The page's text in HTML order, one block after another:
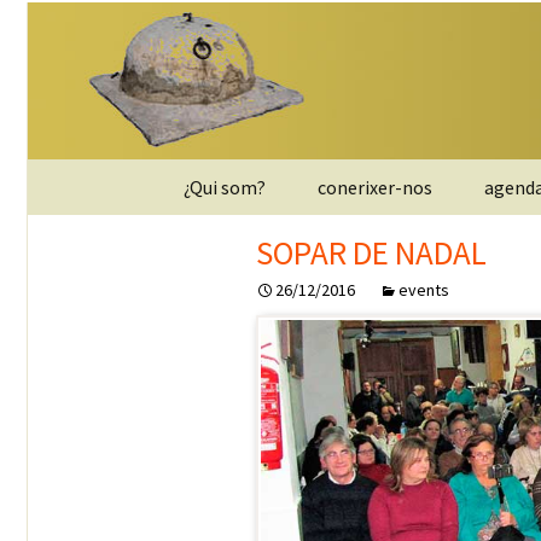
¿Qui som? conerixer-nos
entitat
JUNTA DIRECTIVA
apunta`t
contactar
Política de privacidad
SOPAR DE NADAL
26/12/2016 events